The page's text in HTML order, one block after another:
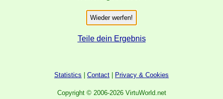
Wieder werfen!
Teile dein Ergebnis
Statistics Contact Privacy & Cookies
Copyright © 2006-2026 VirtuWorld.net